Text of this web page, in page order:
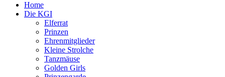
Home
Die KGI
Elferrat
Prinzen
Ehrenmitglieder
Kleine Strolche
Tanzmäuse
Golden Girls